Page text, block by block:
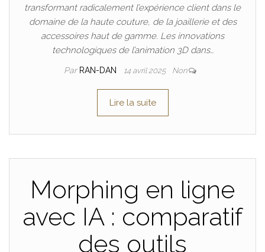
transformant radicalement l’expérience client dans le
domaine de la haute couture, de la joaillerie et des
accessoires haut de gamme. Les innovations
technologiques de l’animation 3D dans…
Par RAN-DAN 14 avril 2025 Non
Lire la suite
Morphing en ligne
avec IA : comparatif
des outils